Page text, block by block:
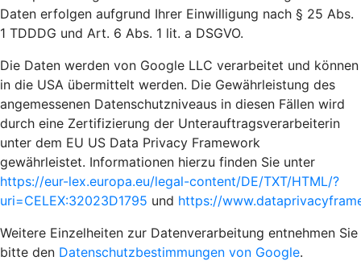
Daten erfolgen aufgrund Ihrer Einwilligung nach § 25 Abs.
1 TDDDG und Art. 6 Abs. 1 lit. a DSGVO.
Die Daten werden von Google LLC verarbeitet und können
in die USA übermittelt werden. Die Gewährleistung des
angemessenen Datenschutzniveaus in diesen Fällen wird
durch eine Zertifizierung der Unterauftragsverarbeiterin
unter dem EU US Data Privacy Framework
gewährleistet. Informationen hierzu finden Sie unter
https://eur-lex.europa.eu/legal-content/DE/TXT/HTML/?
uri=CELEX:32023D1795 und https://
Weitere Einzelheiten zur Datenverarbeitung entnehmen Sie
bitte den Datenschutzbestimmungen von Google.